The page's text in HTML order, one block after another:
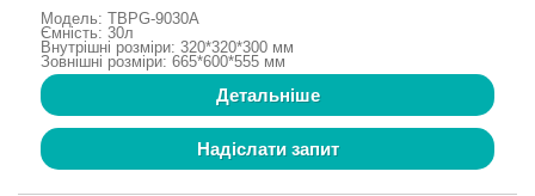
Модель: TBPG-9030A
Ємність: 30л
Внутрішні розміри: 320*320*300 мм
Зовнішні розміри: 665*600*555 мм
Детальніше
Надіслати запит